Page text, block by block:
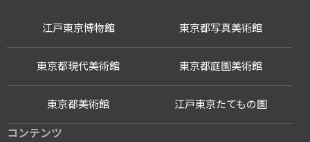
江戸東京博物館
江戸東京たてもの園
東京都写真美術館
東京都現代美術館 東京都庭園美術館
東京都美術館
コンテンツ